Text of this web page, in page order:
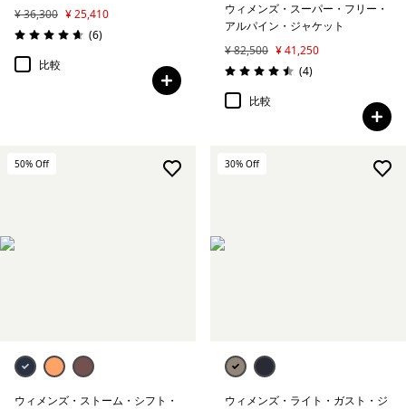
¥ 36,300 ¥ 25,410
評価: 4.7 / 5
(6レビュー
)
比較
ウィメンズ・スーパー・フリー・
アルパイン・ジャケット
¥ 82,500 ¥ 41,250
評価: 4.5 / 5
(4レビュー
)
比較
50% Off
ウィメンズ・ストーム・シフト・
30% Off
ウィメンズ・ライト・ガスト・ジ